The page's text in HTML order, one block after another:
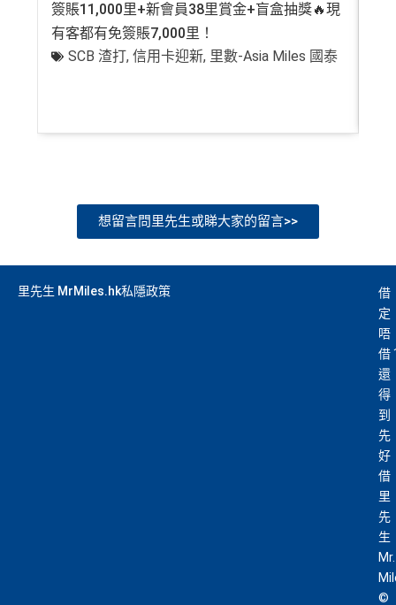
海外簽賬手續費小貴，有2%收費(其他卡做緊1至1.9
5%)
平日簽賬HK$9=1里，儲里數嚟講唔算吸引
查看更多信用卡詳情及分析...
簽賬11,000里+新會員38里賞金+盲盒抽獎🔥現
有客都有免簽賬7,000里！
SCB 渣打,信用卡迎新, 里數-Asia Miles 國泰
想留言問里先生或睇大家的留言>>
里先生 MrMiles.hk私隱政策
借
定
唔
借
還
得
到
先
好
借
里
先
生
Mr.
©